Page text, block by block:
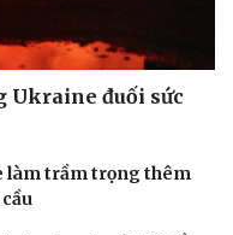
Ukraine đuối sức
làm trầm trọng thêm